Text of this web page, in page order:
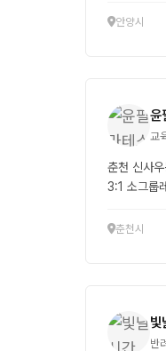
안양시
윤
교
춘천 신사
3:1 소그룹
춘천시
빛
반